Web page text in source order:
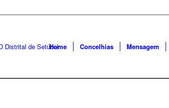
Home Concelhias Mensagem